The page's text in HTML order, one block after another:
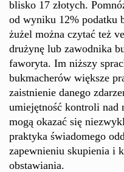
blisko 17 złotych.
od wyniku 12% podatku
żużel można czytać też
drużynę lub zawodnika
faworyta. Im niższy
bukmacherów większe
zaistnienie danego
umiejętność kontroli nad
mogą okazać się
praktyka świadomego
zapewnieniu skupienia i
obstawiania.